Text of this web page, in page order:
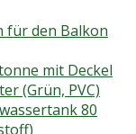
für den Balkon
mit Deckel
(Grün, PVC)
80